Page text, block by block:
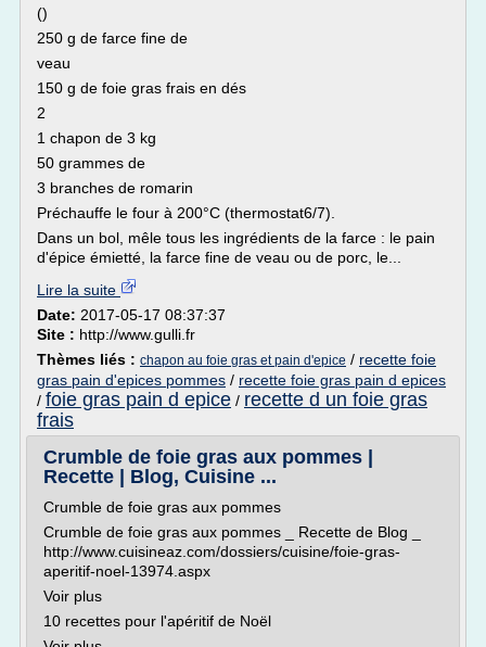
()
250 g de farce fine de
veau
150 g de foie gras frais en dés
2
1 chapon de 3 kg
50 grammes de
3 branches de romarin
Préchauffe le four à 200°C (thermostat6/7).
Dans un bol, mêle tous les ingrédients de la farce : le pain
d'épice émietté, la farce fine de veau ou de porc, le...
Lire la suite
Date: 2017-05-17 08:37:37
Site : http://www.gulli.fr
Thèmes liés : chapon au foie gras et pain d'epice / recette foie
gras pain d'epices pommes / recette foie gras pain d epices
/ foie gras pain d epice / recette d un foie gras
frais
Crumble de foie gras aux pommes |
Recette | Blog, Cuisine ...
Crumble de foie gras aux pommes
Crumble de foie gras aux pommes _ Recette de Blog _
http://www.cuisineaz.com/dossiers/cuisine/foie-gras-
aperitif-noel-13974.aspx
Voir plus
10 recettes pour l'apéritif de Noël